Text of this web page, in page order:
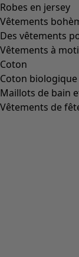
Robes en jersey
Vêtements
Des vêtements
Vêtements à
Coton
Coton biologique
Maillots de bain
Vêtements de